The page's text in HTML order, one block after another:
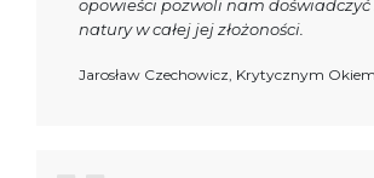
opowieści pozwoli nam
natury w całej jej złożoności.
Jarosław Czechowicz, Krytycznym Okiem